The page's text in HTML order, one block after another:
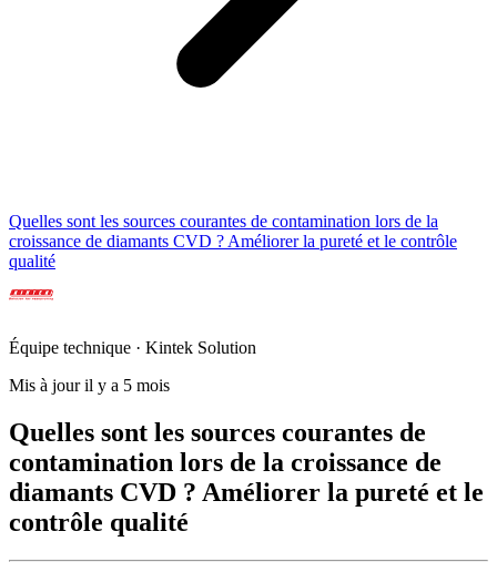
Quelles sont les sources courantes de contamination lors de la
croissance de diamants CVD ? Améliorer la pureté et le contrôle
qualité
Équipe technique · Kintek Solution
Mis à jour il y a 5 mois
Quelles sont les sources courantes de
contamination lors de la croissance de
diamants CVD ? Améliorer la pureté et le
contrôle qualité